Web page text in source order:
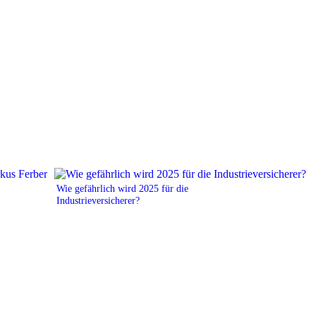
Wie gefährlich wird 2025 für die
Industrieversicherer?